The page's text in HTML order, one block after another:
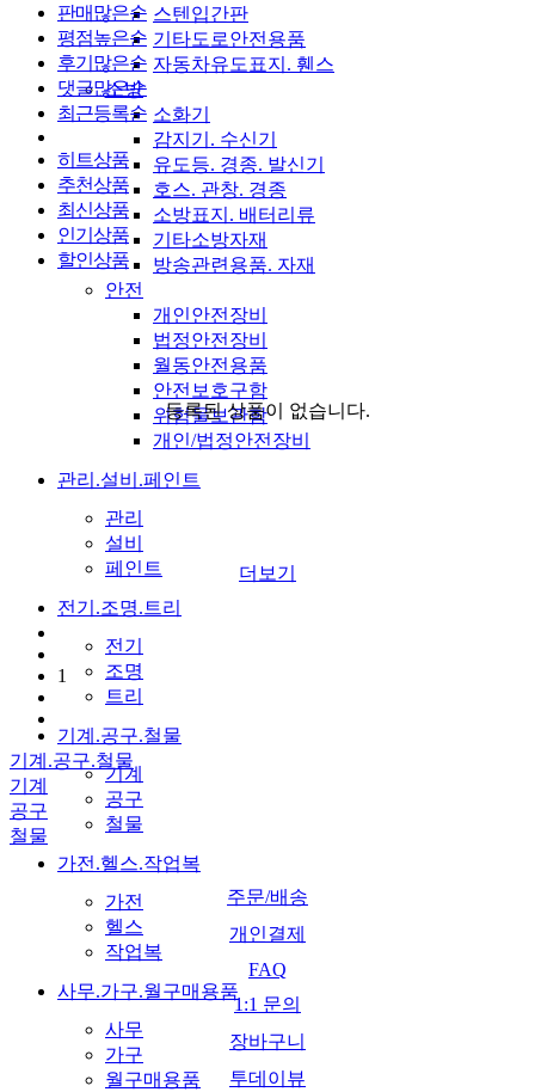
스텐입간판
기타도로안전용품
자동차유도표지. 휀스
소방
소화기
감지기. 수신기
유도등. 경종. 발신기
호스. 관창. 경종
소방표지. 배터리류
기타소방자재
방송관련용품. 자재
안전
개인안전장비
법정안전장비
월동안전용품
안전보호구함
위험물보관함
개인/법정안전장비
관리.설비.페인트
관리
설비
페인트
전기.조명.트리
전기
조명
트리
기계.공구.철물
기계
공구
철물
가전.헬스.작업복
가전
헬스
작업복
사무.가구.월구매용품
사무
가구
월구매용품
판매많은순
평점높은순
후기많은순
댓글많은순
최근등록순
히트상품
추천상품
최신상품
인기상품
할인상품
등록된 상품이 없습니다.
더보기
1
기계.공구.철물
기계
공구
철물
주문/배송
개인결제
FAQ
1:1 문의
장바구니
투데이뷰